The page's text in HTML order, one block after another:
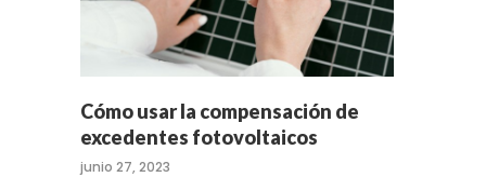
Cómo usar la compensación de
excedentes fotovoltaicos
junio 27, 2023